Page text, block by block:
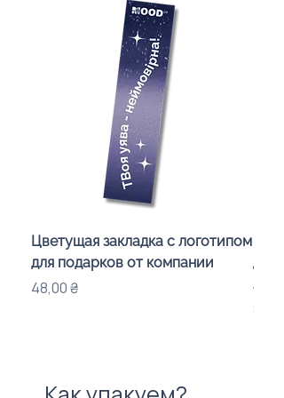
Цветущая закладка с логотипом
для подарков от компании
Цена
48,00 ₴
для
Цена